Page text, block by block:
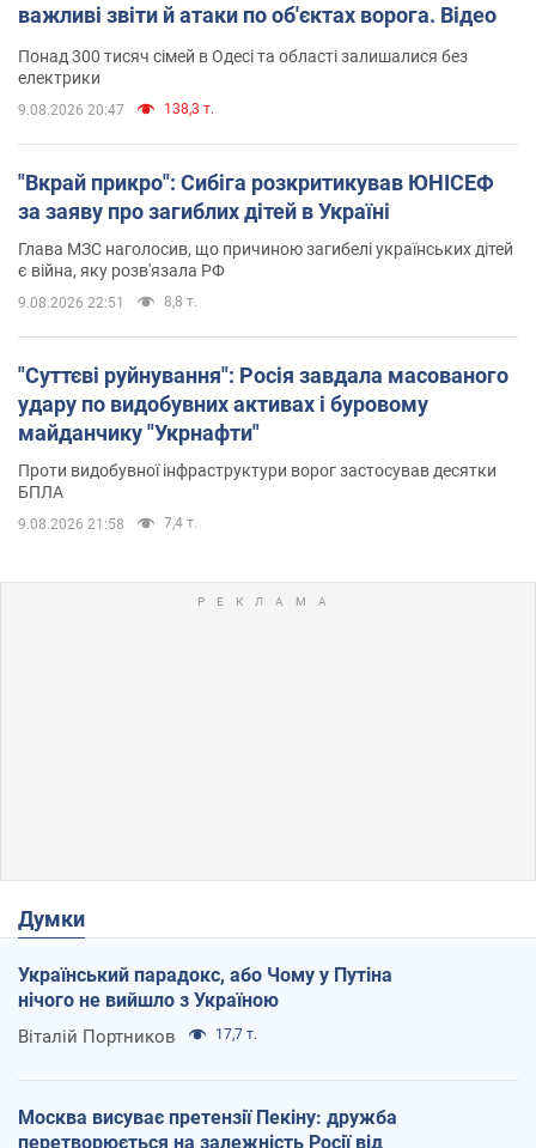
важливі звіти й атаки по об'єктах ворога. Відео
Понад 300 тисяч сімей в Одесі та області залишалися без
електрики
9.08.2026 20:47 138,3 т.
"Вкрай прикро": Сибіга розкритикував ЮНІСЕФ
за заяву про загиблих дітей в Україні
Глава МЗС наголосив, що причиною загибелі українських дітей
є війна, яку розв'язала РФ
9.08.2026 22:51 8,8 т.
"Суттєві руйнування": Росія завдала масованого
удару по видобувних активах і буровому
майданчику "Укрнафти"
Проти видобувної інфраструктури ворог застосував десятки
БПЛА
9.08.2026 21:58 7,4 т.
Думки
Український парадокс, або Чому у Путіна
нічого не вийшло з Україною
Віталій Портников 17,7 т.
Москва висуває претензії Пекіну: дружба
перетворюється на залежність Росії від